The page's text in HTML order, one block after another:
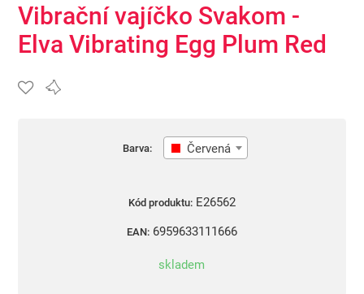
Vibrační vajíčko Svakom -
Elva Vibrating Egg Plum Red
Barva: Červená
Kód produktu: E26562
EAN: 6959633111666
skladem